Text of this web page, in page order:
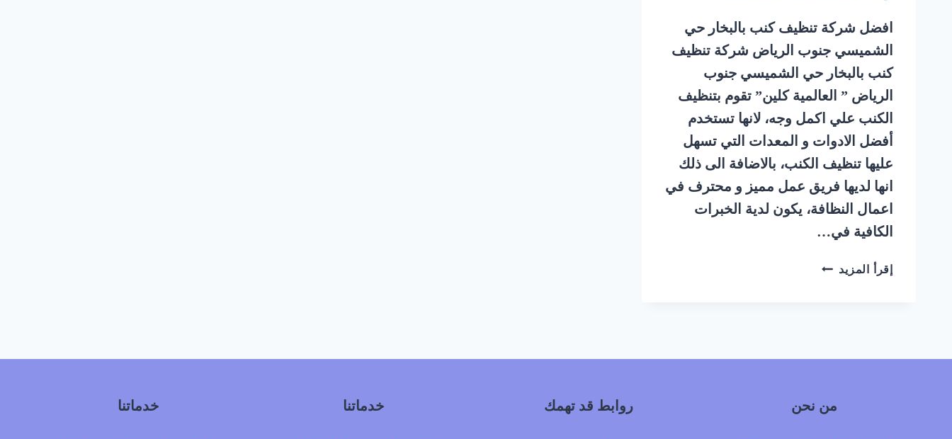
افضل شركة تنظيف كنب بالبخار حي
الشميسي جنوب الرياض شركة تنظيف
كنب بالبخار حي الشميسي جنوب
الرياض ” العالمية كلين” تقوم بتنظيف
الكنب علي اكمل وجه، لانها تستخدم
أفضل الادوات و المعدات التي تسهل
عليها تنظيف الكنب، بالاضافة الى ذلك
انها لديها فريق عمل مميز و محترف في
اعمال النظافة، يكون لدية الخبرات
الكافية في…
إقرأ المزيد شركة
|من نحن روابط قد تهمك خدماتنا خدماتنا